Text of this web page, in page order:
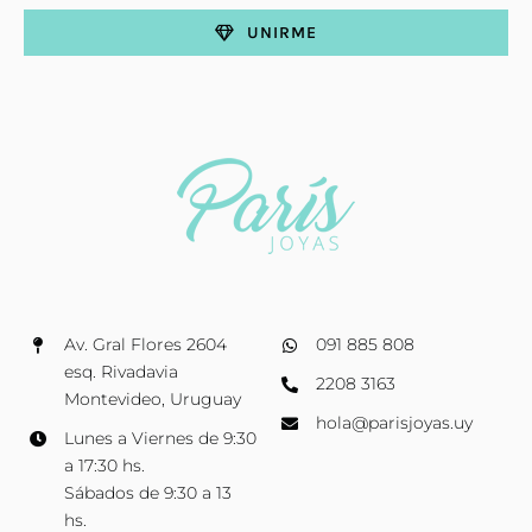
Av. Gral Flores 2604
esq. Rivadavia
Montevideo, Uruguay
Lunes a Viernes de 9:30
a 17:30 hs.
Sábados de 9:30 a 13
hs.
091 885 808
2208 3163
hola@parisjoyas.uy
UNIRME